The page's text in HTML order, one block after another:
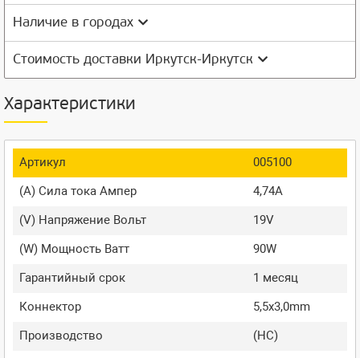
Наличие в городах
Стоимость доставки Иркутск-Иркутск
Характеристики
Артикул
005100
(A) Сила тока Ампер
4,74A
(V) Напряжение Вольт
19V
(W) Мощность Ватт
90W
Гарантийный срок
1 месяц
Коннектор
5,5x3,0mm
Производство
(HC)